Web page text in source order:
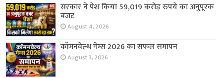
सरकार ने पेश किया 59,019 करोड़ रुपये का अनुपूरक
बजट
August 4, 2026
कॉमनवेल्थ गेम्स 2026 का सफल समापन
August 3, 2026